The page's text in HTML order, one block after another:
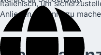
Italienisch, um
Anliegen bekannt zu